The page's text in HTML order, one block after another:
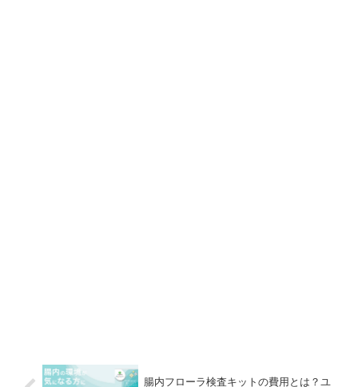
腸内フローラ検査キットの費用とは？ユ